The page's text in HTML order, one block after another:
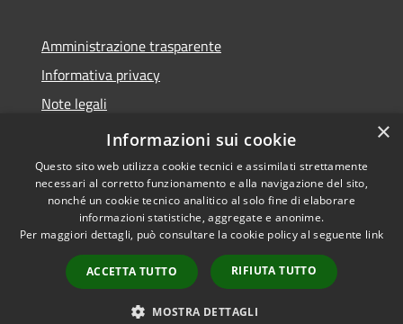
Amministrazione trasparente
Informativa privacy
Note legali
Dichiarazione di accessibilità
Accessibilità
Copyright © 2026 • Comune di
Grezzana • Powered by
Municipium•
Accesso
redazione
×
Informazioni sui cookie
Questo sito web utilizza cookie tecnici e assimilati strettamente
necessari al corretto funzionamento e alla navigazione del sito,
nonché un cookie tecnico analitico al solo fine di elaborare
informazioni statistiche, aggregate e anonime.
Per maggiori dettagli, può consultare la cookie policy al seguente link
ACCETTA TUTTO RIFIUTA TUTTO
MOSTRA DETTAGLI